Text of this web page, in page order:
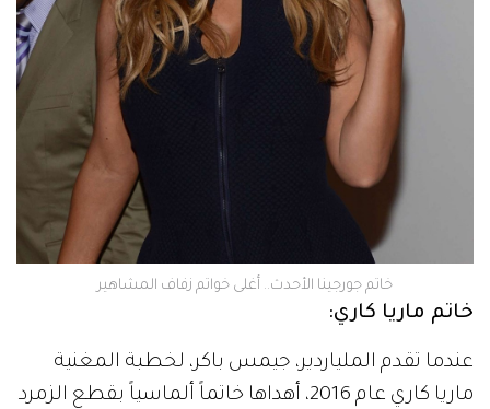
خاتم جورجينا الأحدث.. أغلى خواتم زفاف المشاهير
خاتم ماريا كاري:
عندما تقدم الملياردير، جيمس باكر، لخطبة المغنية
ماريا كاري عام 2016، أهداها خاتماً ألماسياً بقطع الزمرد